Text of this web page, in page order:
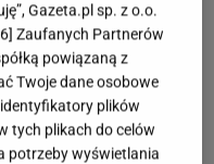
Gazeta.pl sp. z o.o.
] Zaufanych Partnerów
powiązaną z
Twoje dane osobowe
identyfikatory plików
tych plikach do celów
potrzeby wyświetlania